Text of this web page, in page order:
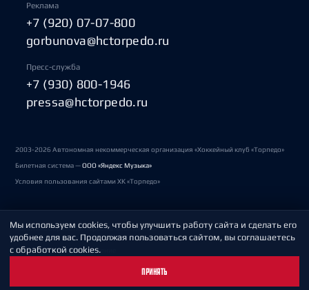
Реклама
+7 (920) 07-07-800
gorbunova@hctorpedo.ru
Пресс-служба
+7 (930) 800-1946
pressa@hctorpedo.ru
2003-2026 Автономная некоммерческая организация «Хоккейный клуб «Торпедо»
Билетная система —ООО «Яндекс Музыка»
Условия пользования сайтами ХК «Торпедо»
Политика обработки персональных данных
Пользовательское соглашение
Мы используем cookies, чтобы улучшить работу сайта и сделать его
удобнее для вас. Продолжая пользоваться сайтом, вы соглашаетесь
с обработкой cookies.
ПРИНЯТЬ